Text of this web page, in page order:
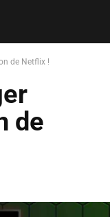
de Netflix !
de